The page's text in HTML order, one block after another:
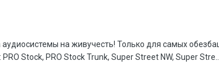
на живучесть! Только для самых
Stock, PRO Stock Trunk, Super Street NW, Super